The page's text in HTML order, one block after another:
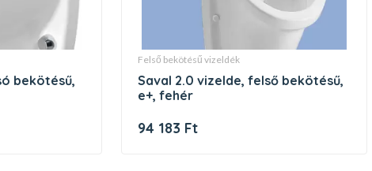
felső bekötésű vizeldék
saval 2.0 vizelde, felső bekötésű,
e+, fehér
94 183 Ft